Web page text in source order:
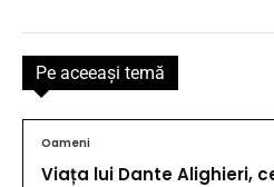
Pe aceeaşi temă
Oameni
Viața lui Dante Alighieri,